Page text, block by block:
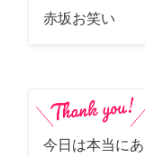
赤坂お笑い
今日は本当に